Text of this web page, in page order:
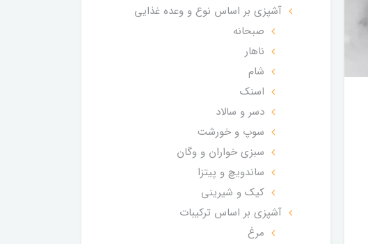
آشپزی بر اساس نوع و وعده غذایی
صبحانه
ناهار
شام
اسنک
دسر و سالاد
سوپ و خورشت
سبزی خواران و وگان
ساندویچ و پیتزا
کیک و شیرینی
آشپزی بر اساس ترکیبات
مرغ